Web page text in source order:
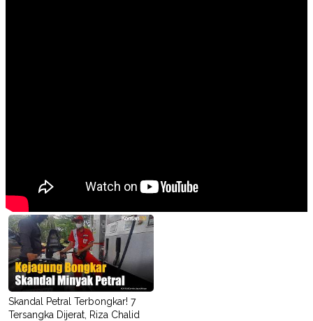
Skandal Petral Terbongkar! 7
Tersangka Dijerat, Riza Chalid